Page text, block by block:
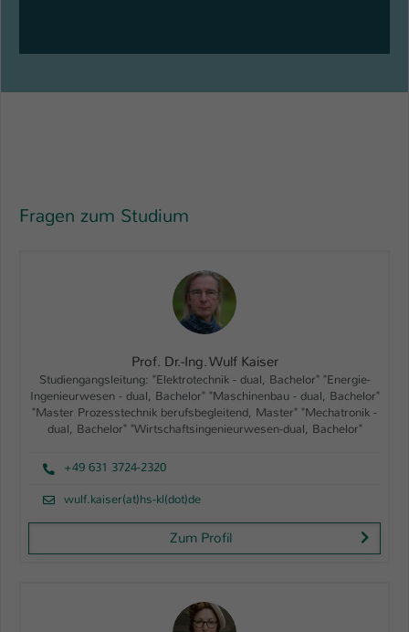
Fragen zum Studium
Prof. Dr.-Ing. Wulf Kaiser
Studiengangsleitung: "Elektrotechnik - dual, Bachelor" "Energie-
Ingenieurwesen - dual, Bachelor" "Maschinenbau - dual, Bachelor"
"Master Prozesstechnik berufsbegleitend, Master" "Mechatronik -
dual, Bachelor" "Wirtschaftsingenieurwesen-dual, Bachelor"
+49 631 3724-2320
wulf.kaiser(at)hs-kl(dot)de
Zum Profil